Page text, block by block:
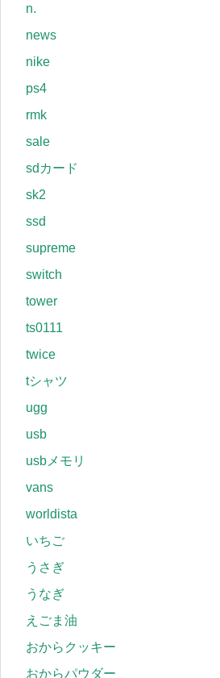
n.
news
nike
ps4
rmk
sale
sdカード
sk2
ssd
supreme
switch
tower
ts0111
twice
tシャツ
ugg
usb
usbメモリ
vans
worldista
いちご
うさぎ
うなぎ
えごま油
おからクッキー
おからパウダー